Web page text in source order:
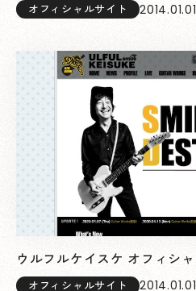
オフィシャルサイト 2014.01.01
ウルフルケイスケ オフィシ
オフィシャルサイト 2014.01.01